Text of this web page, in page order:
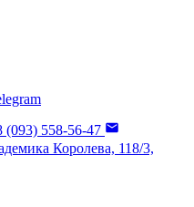
(093) 558-56-47
Королева, 118/3,